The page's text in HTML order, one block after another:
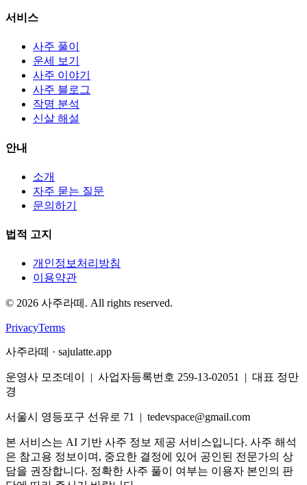
서비스
사주 풀이
운세 보기
사주 이야기
사주 블로그
작명 분석
신살 해설
안내
소개
자주 묻는 질문
문의하기
법적 고지
개인정보처리방침
이용약관
© 2026 사주라떼. All rights reserved.
PrivacyTerms
사주라떼 · sajulatte.app
운영사 모조데이 | 사업자등록번호 259-13-02051 | 대표 정만
경
서울시 영등포구 선유로 71 | tedevspace@gmail.com
본 서비스는 AI 기반 사주 정보 제공 서비스입니다. 사주 해석
은 참고용 정보이며, 중요한 결정에 있어 공인된 전문가의 상
담을 권장합니다. 정확한 사주 풀이 여부는 이용자 본인의 판